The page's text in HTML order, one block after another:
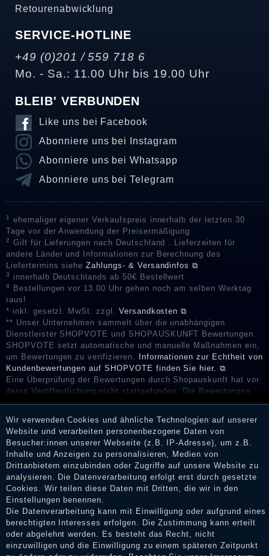
Retourenabwicklung
SERVICE-HOTLINE
+49 (0)201 / 559 718 6
Mo. - Sa.: 11.00 Uhr bis 19.00 Uhr
BLEIB' VERBUNDEN
Like uns bei Facebook
Abonniere uns bei Instagram
Abonniere uns bei Whatsapp
Abonniere uns bei Telegram
1
ehemaliger eigener Verkaufspreis innerhalb der letzten 30
Tage vor der Anwendung der Preisermäßigung
2
Gilt für Lieferungen nach Deutschland . Lieferzeiten für
andere Länder und Informationen zur Berechnung des
Liefertermins sieheZahlungs- & Versandinfos ⧉
3 innerhalb Deutschlands ab 50€ Bestellwert
4
Bestellungen vor 13.00 Uhr gehen noch am selben Werktag
raus!
* inkl. gesetzl. MwSt. zzgl. Versandkosten ⧉
** Unser Unternehmen sammelt über die unabhängigen
Dienstleister SHOPVOTE und SHOPAUSKUNFT Bewertungen.
SHOPVOTE setzt automatische und manuelle Maßnahmen ein,
um Bewertungen zu verifizieren.
Informationen zur Echtheit von
Kundenbewertungen auf SHOPVOTE finden Sie hier. ⧉
Eine Überprüfung der Bewertungen durch Shopauskunft hat vor
deren Veröffentlichung nicht stattgefunden. Die Bewertungen
könnten von Verbrauchern stammen, die die Ware oder
Erhalt einer Benachrichtigungs-E-Mail können Händler die
Bewertungen verifizieren und über die erfolgte Verifizierung im
Shop informieren.
Impressum
Daten­schutz­erklärung
Wir verwenden Cookies und ähnliche Technologien auf unserer
Website und verarbeiten personenbezogene Daten von
Besucher:innen unserer Webseite (z.B. IP-Adresse), um z.B.
Inhalte und Anzeigen zu personalisieren, Medien von
Drittanbietern einzubinden oder Zugriffe auf unsere Website zu
analysieren. Die Datenverarbeitung erfolgt erst durch gesetzte
Cookies. Wir teilen diese Daten mit Dritten, die wir in den
Einstellungen benennen.
Die Datenverarbeitung kann mit Einwilligung oder aufgrund eines
berechtigten Interesses erfolgen. Die Zustimmung kann erteilt
oder abgelehnt werden. Es besteht das Recht, nicht
einzuwilligen und die Einwilligung zu einem späteren Zeitpunkt